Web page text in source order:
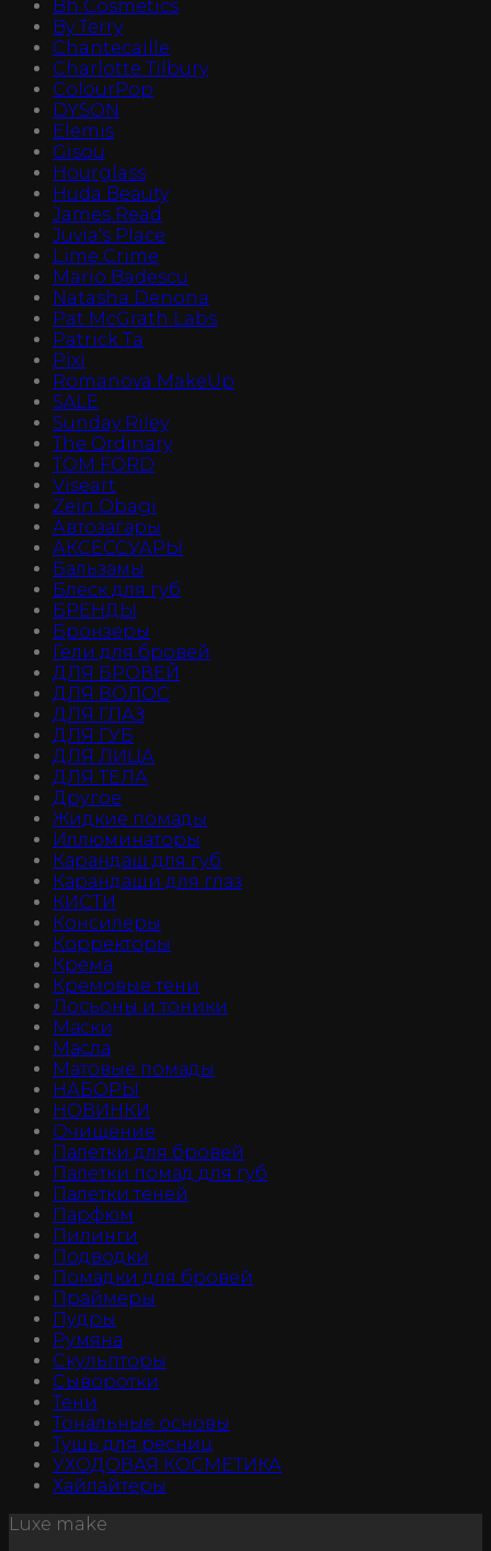
Bh Cosmetics
By Terry
Chantecaille
Charlotte Tilbury
ColourPop
DYSON
Elemis
Gisou
Hourglass
Huda Beauty
James Read
Juvia's Place
Lime Crime
Mario Badescu
Natasha Denona
Pat McGrath Labs
Patrick Ta
Pixi
Romanova MakeUp
SALE
Sunday Riley
The Ordinary
TOM FORD
Viseart
Zein Obagi
Автозагары
АКСЕССУАРЫ
Бальзамы
Блеск для губ
БРЕНДЫ
Бронзеры
Гели для бровей
ДЛЯ БРОВЕЙ
ДЛЯ ВОЛОС
ДЛЯ ГЛАЗ
ДЛЯ ГУБ
ДЛЯ ЛИЦА
ДЛЯ ТЕЛА
Другое
Жидкие помады
Иллюминаторы
Карандаш для губ
Карандаши для глаз
КИСТИ
Консилеры
Корректоры
Крема
Кремовые тени
Лосьоны и тоники
Маски
Масла
Матовые помады
НАБОРЫ
НОВИНКИ
Очищение
Палетки для бровей
Палетки помад для губ
Палетки теней
Парфюм
Пилинги
Подводки
Помадки для бровей
Праймеры
Пудры
Румяна
Скульпторы
Сыворотки
Тени
Тональные основы
Тушь для ресниц
УХОДОВАЯ КОСМЕТИКА
Хайлайтеры
Luxe make